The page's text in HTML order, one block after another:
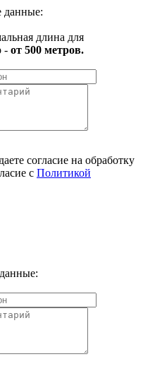
данные:
длина для
- от 500 метров.
согласие на обработку
с Политикой